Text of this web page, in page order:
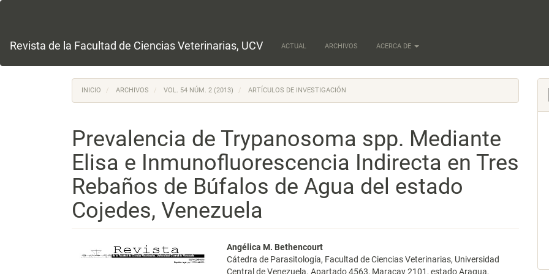
principal
lateral
Revista de la Facultad de Ciencias Veterinarias, UCV ACTUAL ARCHIVOS ACERCA DE
INICIO ARCHIVOS VOL. 54 NÚM. 2 (2013) ARTÍCULOS DE INVESTIGACIÓN
Prevalencia de Trypanosoma spp. Mediante
Elisa e Inmunofluorescencia Indirecta en Tres
Rebaños de Búfalos de Agua del estado
Cojedes, Venezuela
Barra
Contenido
Angélica M. Bethencourt
Cátedra de Parasitología, Facultad de Ciencias Veterinarias, Universidad
Central de Venezuela. Apartado 4563, Maracay 2101, estado Aragua,